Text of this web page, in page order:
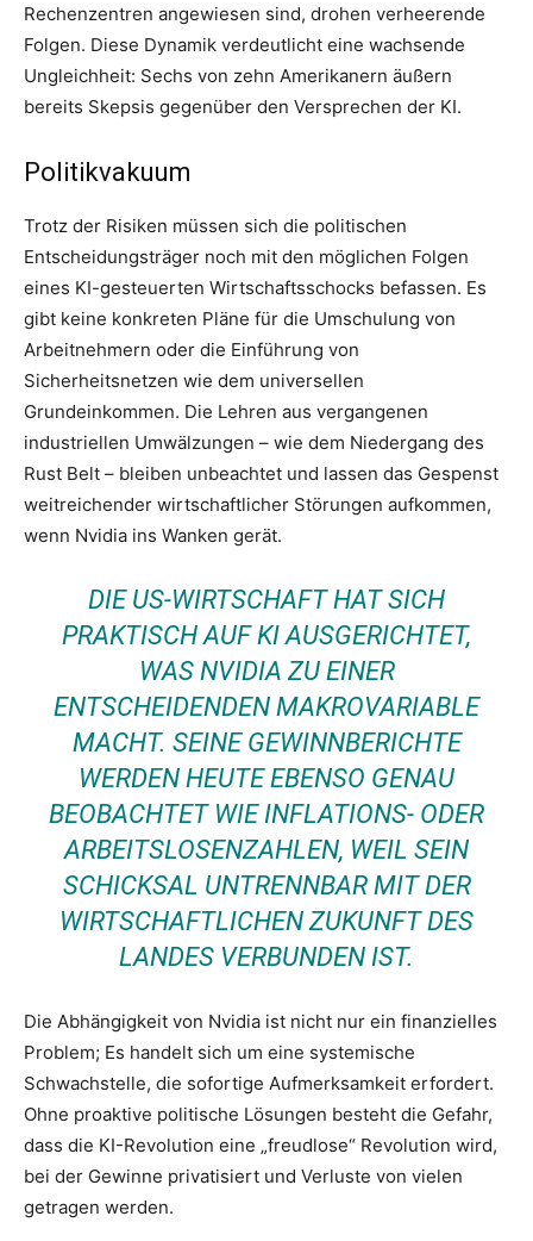
Rechenzentren angewiesen sind, drohen verheerende
Folgen. Diese Dynamik verdeutlicht eine wachsende
Ungleichheit: Sechs von zehn Amerikanern äußern
bereits Skepsis gegenüber den Versprechen der KI.
Politikvakuum
Trotz der Risiken müssen sich die politischen
Entscheidungsträger noch mit den möglichen Folgen
eines KI-gesteuerten Wirtschaftsschocks befassen. Es
gibt keine konkreten Pläne für die Umschulung von
Arbeitnehmern oder die Einführung von
Sicherheitsnetzen wie dem universellen
Grundeinkommen. Die Lehren aus vergangenen
industriellen Umwälzungen – wie dem Niedergang des
Rust Belt – bleiben unbeachtet und lassen das Gespenst
weitreichender wirtschaftlicher Störungen aufkommen,
wenn Nvidia ins Wanken gerät.
DIE US-WIRTSCHAFT HAT SICH
PRAKTISCH AUF KI AUSGERICHTET,
WAS NVIDIA ZU EINER
ENTSCHEIDENDEN MAKROVARIABLE
MACHT. SEINE GEWINNBERICHTE
WERDEN HEUTE EBENSO GENAU
BEOBACHTET WIE INFLATIONS- ODER
ARBEITSLOSENZAHLEN, WEIL SEIN
SCHICKSAL UNTRENNBAR MIT DER
WIRTSCHAFTLICHEN ZUKUNFT DES
LANDES VERBUNDEN IST.
Die Abhängigkeit von Nvidia ist nicht nur ein finanzielles
Problem; Es handelt sich um eine systemische
Schwachstelle, die sofortige Aufmerksamkeit erfordert.
Ohne proaktive politische Lösungen besteht die Gefahr,
dass die KI-Revolution eine „freudlose“ Revolution wird,
bei der Gewinne privatisiert und Verluste von vielen
getragen werden.